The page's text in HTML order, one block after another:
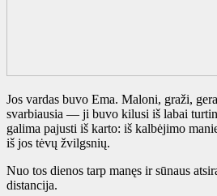
Jos vardas buvo Ema. Maloni, graži,
svarbiausia — ji buvo kilusi iš labai
galima pajusti iš karto: iš kalbėjimo
iš jos tėvų žvilgsnių.
Nuo tos dienos tarp manęs ir sūnaus
distancija.